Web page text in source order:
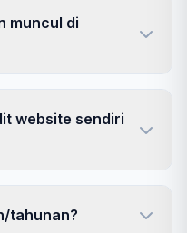
muncul di
website sendiri
tahunan?